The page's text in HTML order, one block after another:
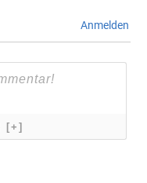
Anmelden
[+]